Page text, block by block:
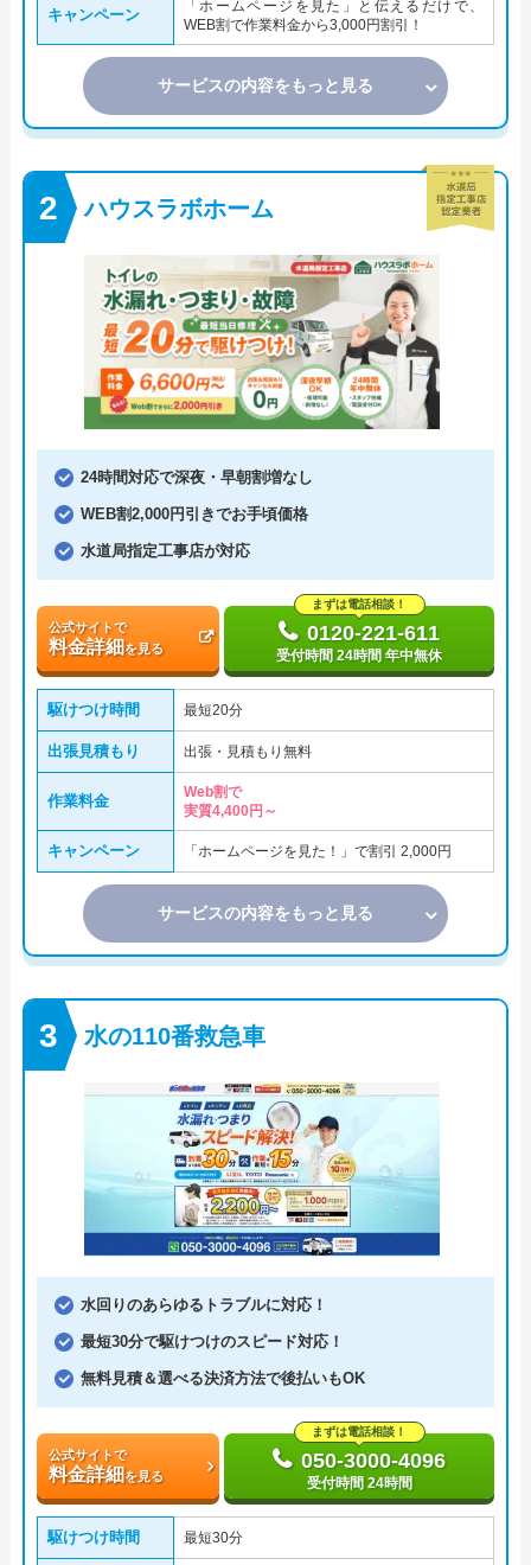
キャンペーン
「ホームページを見た」と伝えるだけで、
WEB割で作業料金から3,000円割引！
サービスの内容をもっと見る
ハウスラボホーム
24時間対応で深夜・早朝割増なし
WEB割2,000円引きでお手頃価格
水道局指定工事店が対応
公式サイトで
料金詳細を見る
まずは電話相談！
0120-221-611
受付時間 24時間 年中無休
駆けつけ時間 最短20分
出張見積もり 出張・見積もり無料
作業料金
Web割で
実質4,400円～
キャンペーン 「ホームページを見た！」で割引 2,000円
サービスの内容をもっと見る
水の110番救急車
水回りのあらゆるトラブルに対応！
最短30分で駆けつけのスピード対応！
無料見積＆選べる決済方法で後払いもOK
公式サイトで
料金詳細を見る
まずは電話相談！
050-3000-4096
受付時間 24時間
駆けつけ時間 最短30分